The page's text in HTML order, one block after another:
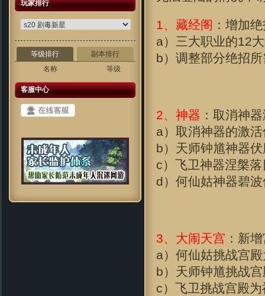
玩家排行
等级排行
副本排行
名称
等级
客服中心
1、藏经阁 ：增加
a）三大职业的12
b）调整部分绝招
2、神器 ：取消神
a）取消神器的激
b）天师钟馗神器
c）飞卫神器涅槃
d）何仙姑神器碧
3、大闹天宫 ：新
a）何仙姑挑战宫
b）天师钟馗挑战
c）飞卫挑战宫殿